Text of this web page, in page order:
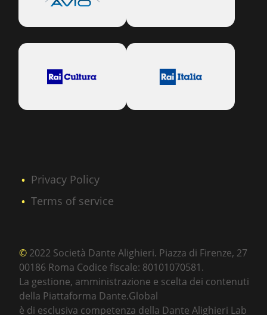
Privacy Policy
Terms of service
© 2022 Società Dante Alighieri. Piazza di Firenze, 27
00186 Roma Codice fiscale: 80101070581.
La gestione, amministrazione e scelta dei contenuti
della Piattaforma Dante.Global
è di esclusiva competenza della Dante Alighieri Lab